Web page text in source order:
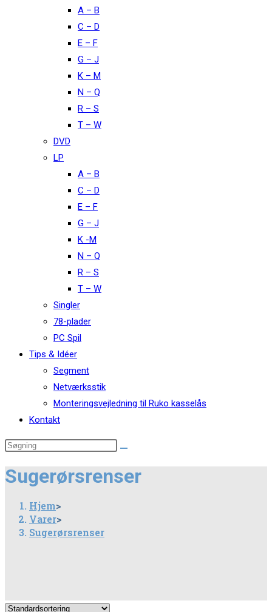
A – B
C – D
E – F
G – J
K – M
N – Q
R – S
T – W
DVD
LP
A – B
C – D
E – F
G – J
K -M
N – Q
R – S
T – W
Singler
78-plader
PC Spil
Tips & Idéer
Segment
Netværksstik
Monteringsvejledning til Ruko kasselås
Kontakt
Sugerørsrenser
Hjem>
Varer>
Sugerørsrenser